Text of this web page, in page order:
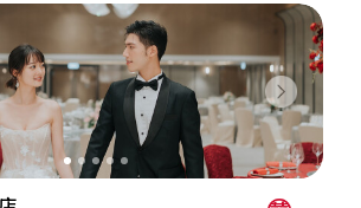
（Hotel ICON），多個風格各異的婚宴場地，
的個性及預算﹔保證為您打造夢寐以求的特別
忘！
Next